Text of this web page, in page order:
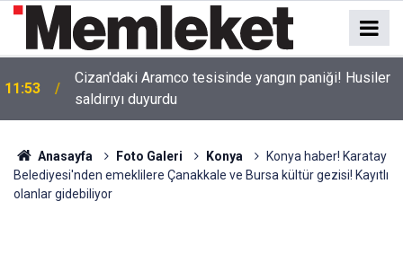
11:53
Cizan'daki Aramco tesisinde yangın paniği! Husiler
saldırıyı duyurdu
Anasayfa Foto Galeri Konya
Konya haber! Karatay
Belediyesi'nden emeklilere Çanakkale ve Bursa kültür gezisi! Kayıtlı
olanlar gidebiliyor